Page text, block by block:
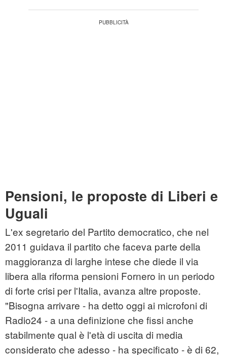
Pensioni, le proposte di Liberi e
Uguali
L'ex segretario del Partito democratico, che nel
2011 guidava il partito che faceva parte della
maggioranza di larghe intese che diede il via
libera alla riforma pensioni Fornero in un periodo
di forte crisi per l'Italia, avanza altre proposte.
"Bisogna arrivare - ha detto oggi ai microfoni di
Radio24 - a una definizione che fissi anche
stabilmente qual è l'età di uscita di media
considerato che adesso - ha specificato - è di 62,